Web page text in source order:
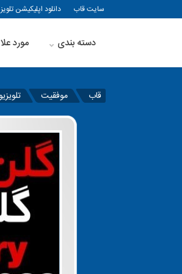
سایت قاب دانلود اپلیکیشن
دسته بندی مورد
قاب موفقیت